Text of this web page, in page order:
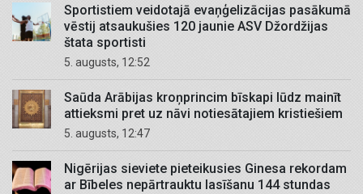
Sportistiem veidotajā evaņģelizācijas pasākumā
vēstij atsaukušies 120 jaunie ASV Džordžijas
štata sportisti
5. augusts, 12:52
Saūda Arābijas kroņprincim bīskapi lūdz mainīt
attieksmi pret uz nāvi notiesātajiem kristiešiem
5. augusts, 12:47
Nigērijas sieviete pieteikusies Ginesa rekordam
ar Bībeles nepārtrauktu lasīšanu 144 stundas